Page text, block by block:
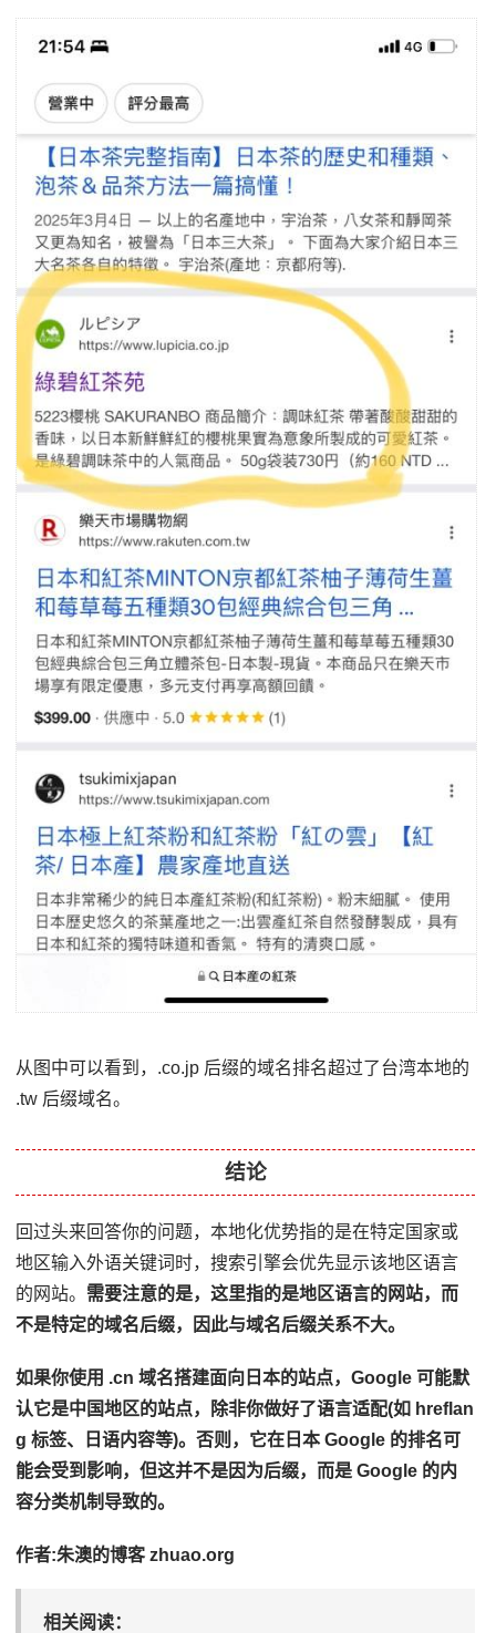
从图中可以看到，.co.jp 后缀的域名排名超过了台湾本地的
.tw 后缀域名。
结论
回过头来回答你的问题，本地化优势指的是在特定国家或
地区输入外语关键词时，搜索引擎会优先显示该地区语言
的网站。 需要注意的是，这里指的是地区语言的网站，而
不是特定的域名后缀，因此与域名后缀关系不大。
如果你使用 .cn 域名搭建面向日本的站点，Google 可能默
认它是中国地区的站点，除非你做好了语言适配(如 hreflan
g 标签、日语内容等)。否则，它在日本 Google 的排名可
能会受到影响，但这并不是因为后缀，而是 Google 的内
容分类机制导致的。
作者:朱澳的博客 zhuao.org
相关阅读：